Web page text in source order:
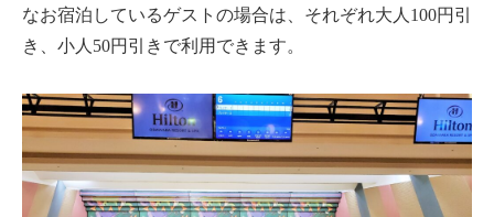
なお宿泊しているゲストの場合は、それぞれ大人100円引
き、小人50円引きで利用できます。